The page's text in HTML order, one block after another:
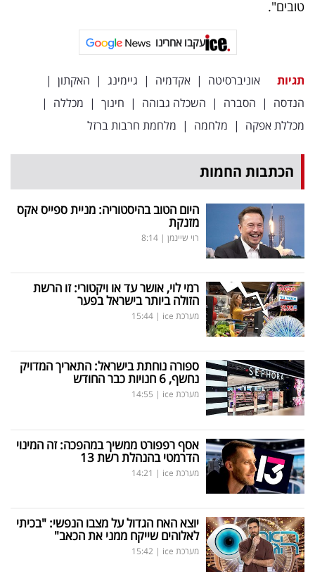
טובים".
עקבו אחרינו
תגיות אוניברסיטה | אקדמיה | גיימינג | האקתון |
הנדסה | הסברה | השכלה גבוהה | חינוך | מכללה |
מכללת אפקה | מלחמה | מלחמת חרבות ברזל
הכתבות החמות
היום הטוב בהיסטוריה: מניית ספייס אקס
מזנקת
רוי שיינמן |
8:14
רמי לוי, אושר עד או ויקטורי: זו הרשת
הזולה ביותר בישראל בפער
מערכת ice |
15:44
ספורה נוחתת בישראל: התאריך המדויק
נחשף, 6 חנויות כבר החודש
מערכת ice |
14:55
אסף רפפורט ממשיך במהפכה: זה המינוי
הדרמטי בהנהלת רשת 13
מערכת ice |
14:21
יוצא האח הגדול על מצבו הנפשי: "בכיתי
לאלוהים שייקח ממני את הכאב"
מערכת ice |
15:42